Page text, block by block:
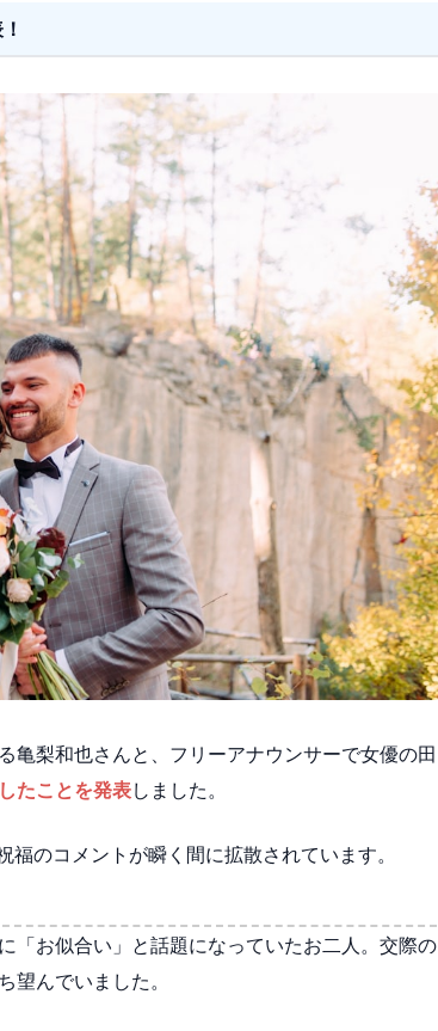
亀梨和也さんと、フリーアナウンサーで女優の田
たことを発表しました。
のコメントが瞬く間に拡散されています。
「お似合い」と話題になっていたお二人。交際の
んでいました。